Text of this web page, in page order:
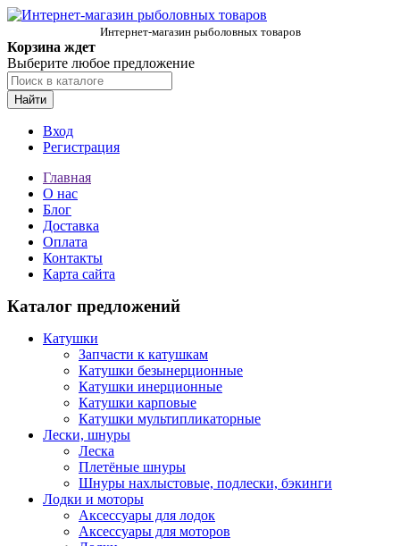
Интернет-магазин рыболовных товаров
Корзина ждет
Выберите любое предложение
Найти
Вход
Регистрация
Главная
О нас
Блог
Доставка
Оплата
Контакты
Карта сайта
Каталог предложений
Катушки
Запчасти к катушкам
Катушки безынерционные
Катушки инерционные
Катушки карповые
Катушки мультипликаторные
Лески, шнуры
Леска
Плетёные шнуры
Шнуры нахлыстовые, подлески, бэкинги
Лодки и моторы
Аксессуары для лодок
Аксессуары для моторов